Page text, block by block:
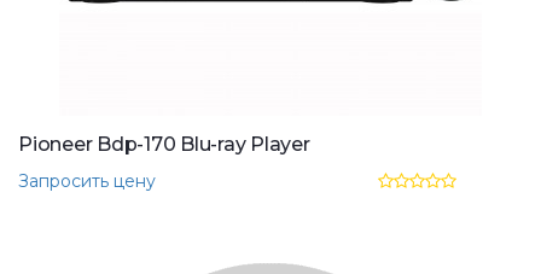
Pioneer Bdp-170 Blu-ray Player
Запросить цену